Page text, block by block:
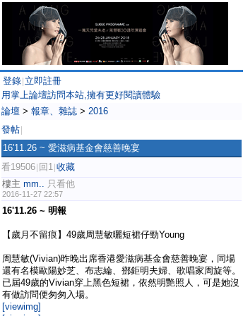
登錄 立即註冊
用掌上論壇訪問本站,擁有更好閱讀體驗
論壇 > 報章、雜誌 > 2016
發帖
16'11.26 ~ 愛滋病基金會慈善晚宴
看19506 回1 收藏
樓主 mm.. 只看他
2016-11-27 22:57
16'11.26 ~ 明報
【歲月不留痕】49歲周慧敏曬短裙仔勁Young
周慧敏(Vivian)昨晚出席香港愛滋病基金會慈善晚宴，同場
還有名模歐陽妙芝、布志綸、鄧鉅明夫婦、歌唱家周旋等。
已屆49歲的Vivian穿上黑色短裙，依然明艷照人，可是她沒
有做訪問便匆匆入場。
[viewimg]